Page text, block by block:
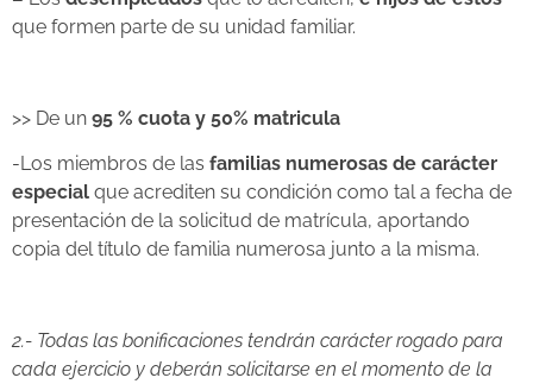
que formen parte de su unidad familiar.
>> De un 95 % cuota y 50% matricula
-Los miembros de las familias numerosas de carácter
especial que acrediten su condición como tal a fecha de
presentación de la solicitud de matrícula, aportando
copia del título de familia numerosa junto a la misma.
2.- Todas las bonificaciones tendrán carácter rogado para
cada ejercicio y deberán solicitarse en el momento de la